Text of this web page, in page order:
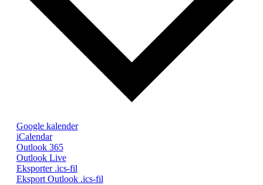
Google kalender
iCalendar
Outlook 365
Outlook Live
Eksporter .ics-fil
Eksport Outlook .ics-fil